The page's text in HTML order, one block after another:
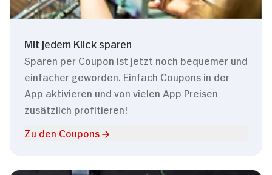
Mit jedem Klick sparen
Sparen per Coupon ist jetzt noch bequemer und
einfacher geworden. Einfach Coupons in der
App aktivieren und von vielen App Preisen
zusätzlich profitieren!
Zu den Coupons